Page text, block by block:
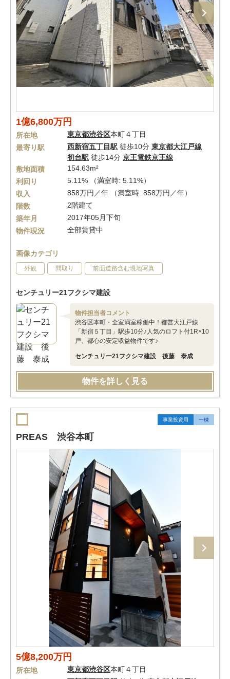
1億6,800万円
所在地 東京都渋谷区本町４丁目
最寄り駅
西新宿五丁目駅 徒歩10分 東京都大江戸線
初台駅 徒歩14分 京王電鉄京王線
敷地面積
154.63m²
利回り
5.11% （満室時: 5.11%）
収入
858万円／年 （満室時: 858万円／年）
階数
2階建て
築年月
2017年05月下旬
物件現況
全部賃貸中
画像カテゴリ
外観 間取り 前面道路含む現地写真
センチュリー21フクシマ建設
物件担当者コメント
渋谷区本町・全室満室稼働中！都営大江戸線
「新宿５丁目」駅歩10分♪人気のロフト付1R×10
戸、都心の安定収益物件です♪
センチュリー21フクシマ建設 後藤 泰成
物件を詳しく見る
事業投資用 一棟
PREAS 渋谷本町
5億8,200万円
所在地 東京都渋谷区本町４丁目